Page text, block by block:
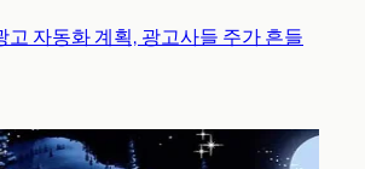
자동화 계획, 광고사들 주가 흔들